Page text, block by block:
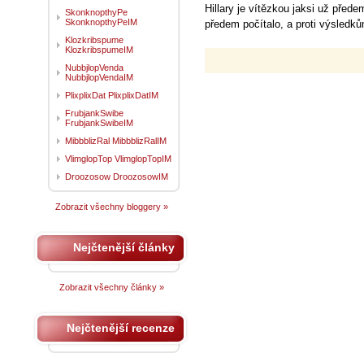
Hillary je vítězkou jaksi už
předem počítalo, a proti
SkonknopthyPe
SkonknopthyPeIM
Klozkribspume
KlozkribspumeIM
NubbjlopVenda
NubbjlopVendaIM
PlixplixDat PlixplixDatIM
FrubjankSwibe
FrubjankSwibeIM
MibbblizRal MibbblizRalIM
VlimglopTop VlimglopTopIM
Droozosow DroozosowIM
Zobrazit všechny bloggery »
Nejčtenější články
Zobrazit všechny články »
Nejčtenější recenze